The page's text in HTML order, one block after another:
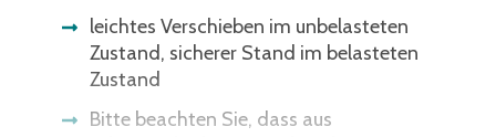
leichtes Verschieben im unbelasteten
Zustand, sicherer Stand im belasteten
Zustand
Bitte beachten Sie, dass aus